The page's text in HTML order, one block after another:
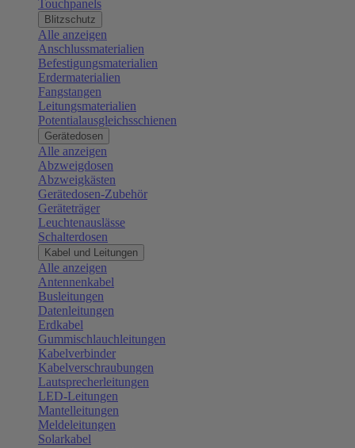
Touchpanels
Blitzschutz
Alle anzeigen
Anschlussmaterialien
Befestigungsmaterialien
Erdermaterialien
Fangstangen
Leitungsmaterialien
Potentialausgleichsschienen
Gerätedosen
Alle anzeigen
Abzweigdosen
Abzweigkästen
Gerätedosen-Zubehör
Geräteträger
Leuchtenauslässe
Schalterdosen
Kabel und Leitungen
Alle anzeigen
Antennenkabel
Busleitungen
Datenleitungen
Erdkabel
Gummischlauchleitungen
Kabelverbinder
Kabelverschraubungen
Lautsprecherleitungen
LED-Leitungen
Mantelleitungen
Meldeleitungen
Solarkabel